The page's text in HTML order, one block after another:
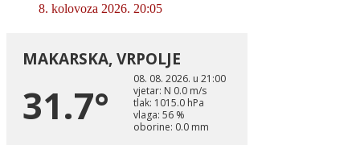
8. kolovoza 2026. 20:05